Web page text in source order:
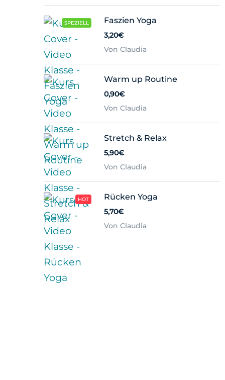
SPEZIELL Faszien Yoga
3,20€
Von Claudia
Warm up Routine
0,90€
Von Claudia
Stretch & Relax
5,90€
Von Claudia
HOT Rücken Yoga
5,70€
Von Claudia